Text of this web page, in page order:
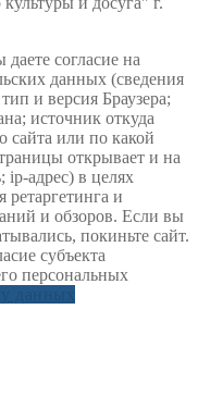
согласие на
данных (сведения
и версия Браузера;
источник откуда
сайта или по какой
открывает и на
ip-адрес) в целях
и
и обзоров. Если вы
покиньте сайт.
субъекта
персональных